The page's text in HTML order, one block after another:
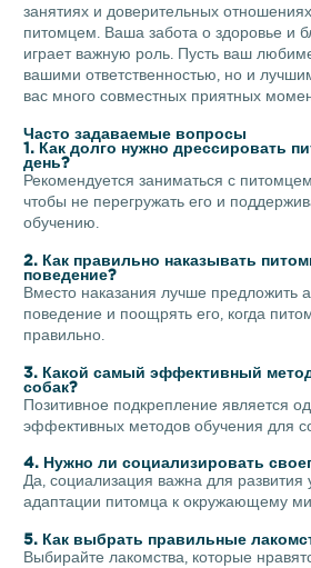
занятиях и доверительных
питомцем. Ваша забота о здоровье и
играет важную роль. Пусть ваш
вашими ответственностью, но и
вас много совместных приятных
Часто задаваемые вопросы
1. Как долго нужно дрессировать
день?
Рекомендуется заниматься с
чтобы не перегружать его и
обучению.
2. Как правильно наказывать
поведение?
Вместо наказания лучше предложить
поведение и поощрять его, когда
правильно.
3. Какой самый эффективный
собак?
Позитивное подкрепление является
эффективных методов обучения для
4. Нужно ли социализировать
Да, социализация важна для развития
адаптации питомца к окружающему
5. Как выбрать правильные
Выбирайте лакомства, которые